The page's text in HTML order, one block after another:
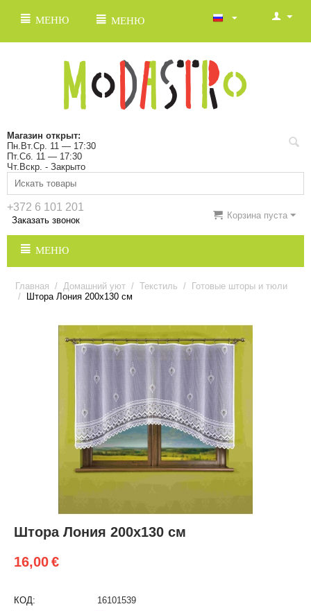
МЕНЮ МЕНЮ
Магазин открыт:
Пн.Вт.Ср. 11 — 17:30
Пт.Сб. 11 — 17:30
Чт.Вскр. - Закрыто
+372 6 101 201
Заказать звонок Корзина пуста
МЕНЮ
Главная / Домашний уют / Текстиль /
Готовые шторы и тюли
/
Штора Лония 200х130 см
Штора Лония 200х130 см
16,00€
КОД:
16101539